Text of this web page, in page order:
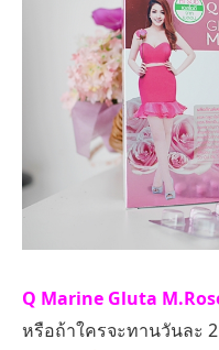
Q Marine Gluta
หรือถ้าใครจะทานวันละ 2